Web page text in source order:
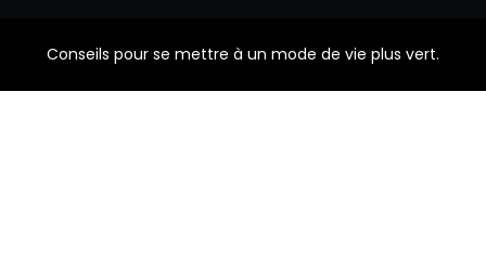
Conseils pour se mettre à un mode de vie plus vert.